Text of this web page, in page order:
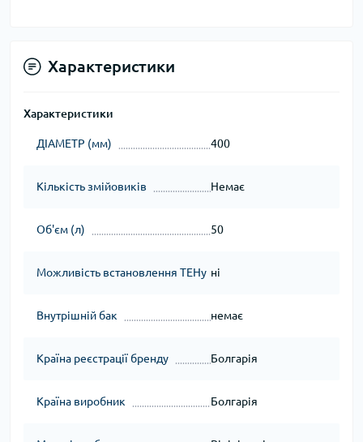
Характеристики
Характеристики
ДІАМЕТР (мм) 400
Кількість змійовиків Немає
Об'єм (л) 50
Можливість встановлення ТЕНу ні
Внутрішній бак немає
Країна реєстрації бренду Болгарія
Країна виробник Болгарія